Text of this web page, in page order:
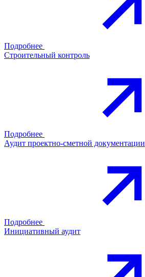
Подробнее
Строительный контроль
Подробнее
Аудит проектно-сметной документации
Подробнее
Инициативный аудит